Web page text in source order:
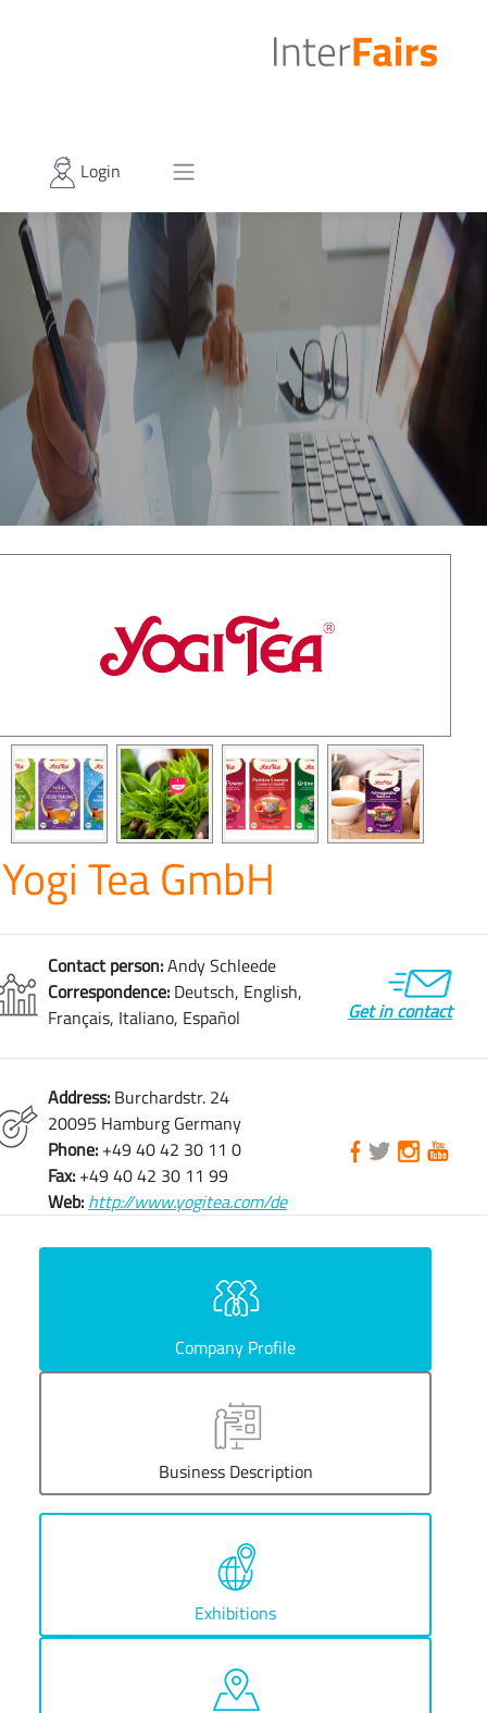
Login
Yogi Tea GmbH
Contact person:Andy Schleede
Correspondence: Deutsch, English,
Français, Italiano, Español
Get in contact
Address: Burchardstr. 24
20095 Hamburg Germany
Phone: +49 40 42 30 11 0
Fax: +49 40 42 30 11 99
Web: http://www.yogitea.com/de
Company Profile
Business Description
Exhibitions